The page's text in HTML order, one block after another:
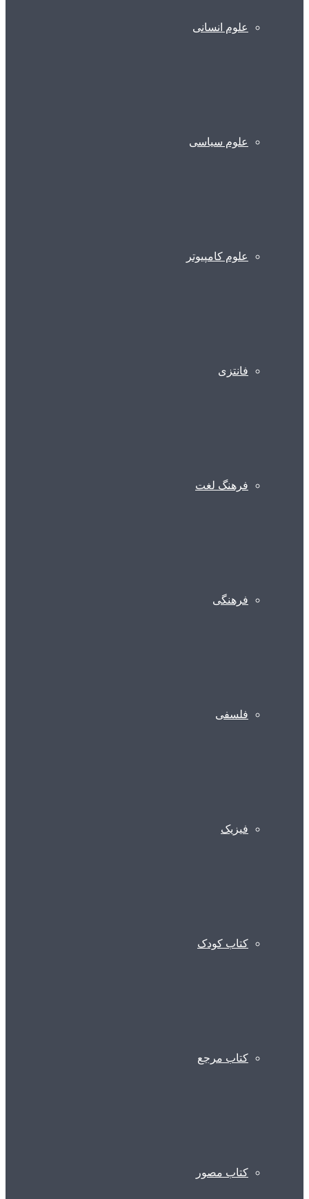
علوم انسانی
علوم سیاسی
علوم کامپیوتر
فانتزی
فرهنگ لغت
فرهنگی
فلسفی
فیزیک
کتاب کودک
کتاب مرجع
کتاب مصور